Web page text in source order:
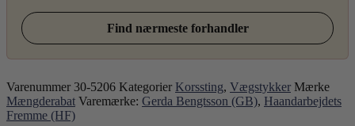
Find nærmeste forhandler
Varenummer 30-5206 Kategorier Korssting, Vægstykker Mærke
Mængderabat Varemærke: Gerda Bengtsson (GB), Haandarbejdets
Fremme (HF)